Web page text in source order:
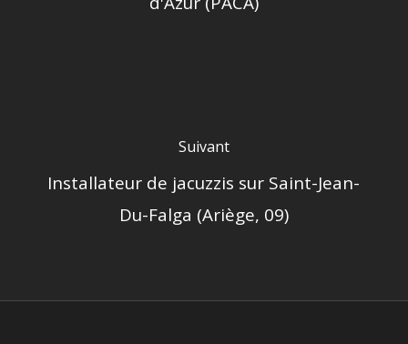
Suivant
Installateur de jacuzzis sur Saint-Jean-
Du-Falga (Ariège, 09)